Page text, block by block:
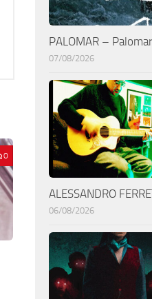
0
PALOMAR – Palomar
07/08/2026
ALESSANDRO
06/08/2026